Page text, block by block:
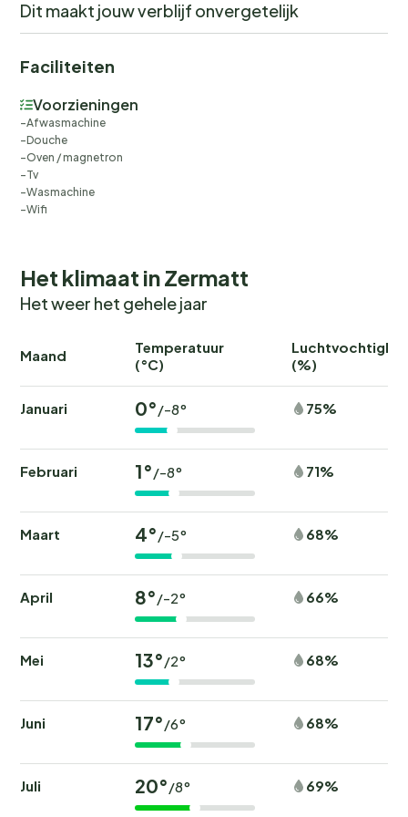
Dit maakt jouw verblijf onvergetelijk
Faciliteiten
Voorzieningen
Afwasmachine
Douche
Oven / magnetron
Tv
Wasmachine
Wifi
Het klimaat in Zermatt
Het weer het gehele jaar
Maand
Temperatuur
(°C)
(%)
Januari 0° /-8° 75%
Februari 1° /-8° 71%
Maart 4° /-5° 68%
April 8° /-2° 66%
Mei 13° /2° 68%
Juni 17° /6° 68%
Juli 20° /8° 69%